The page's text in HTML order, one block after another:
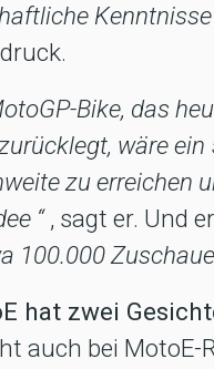
Kenntnisse
Bike, das
wäre
zu erreichen
“, sagt er. Und
100.000
hat zwei
auch bei